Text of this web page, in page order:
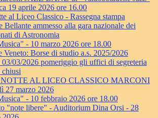
19 aprile 2026 ore 16.00
al Liceo Classico - Rassegna stampa
Bellante ammesso alla gara nazionale dei
di Astronomia
- 10 marzo 2026 ore 18.00
Veneto: Borse di studio a.s. 2025/2026
03/2026 pomeriggio gli uffici di segreteria
chiusi
AL LICEO CLASSICO MARCONI
27 marzo 2026
- 10 febbraio 2026 ore 18.00
"note libere" - Auditorium Dina Orsi - 28